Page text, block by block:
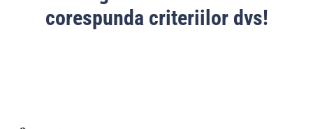
corespunda criteriilor dvs!